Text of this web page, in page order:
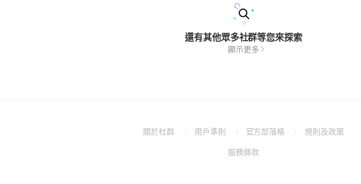
還有其他眾多社群等您來探索
顯示更多
關於社群
(Open用戶準則
(Open
a
官方部落格
(Open規則及政策
服務條款(Open